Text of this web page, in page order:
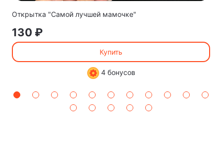
Открытка "Самой лучшей мамочке"
130 ₽
Купить
4 бонусов